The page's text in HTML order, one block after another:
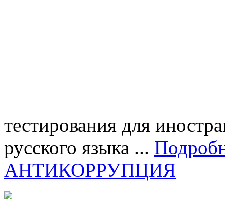
тестирования для
русского языка ...
АНТИКОРРУПЦИЯ